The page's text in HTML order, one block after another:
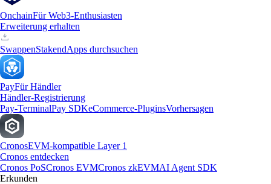
OnchainFür Web3-Enthusiasten
Erweiterung erhalten
SwappenStakendApps durchsuchen
PayFür Händler
Händler-Registrierung
Pay-TerminalPay SDKeCommerce-PluginsVorhersagen
CronosEVM-kompatible Layer 1
Cronos entdecken
Cronos PoSCronos EVMCronos zkEVMAI Agent SDK
Erkunden